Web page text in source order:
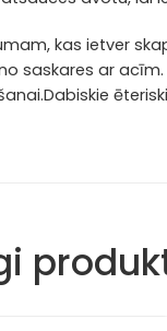
kas ietver
saskares ar